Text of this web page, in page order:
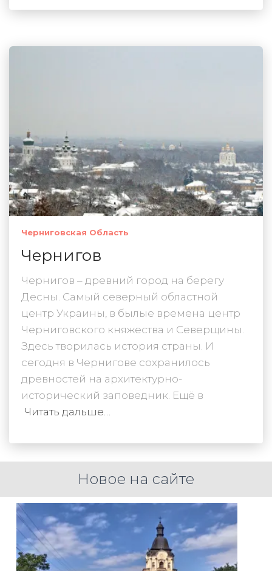
Черниговская Область
Чернигов
Чернигов – древний город на берегу
Десны. Самый северный областной
центр Украины, в былые времена центр
Черниговского княжества и Северщины.
Здесь творилась история страны. И
сегодня в Чернигове сохранилось
древностей на архитектурно-
исторический заповедник. Ещё в
Читать дальше…
Новое на сайте